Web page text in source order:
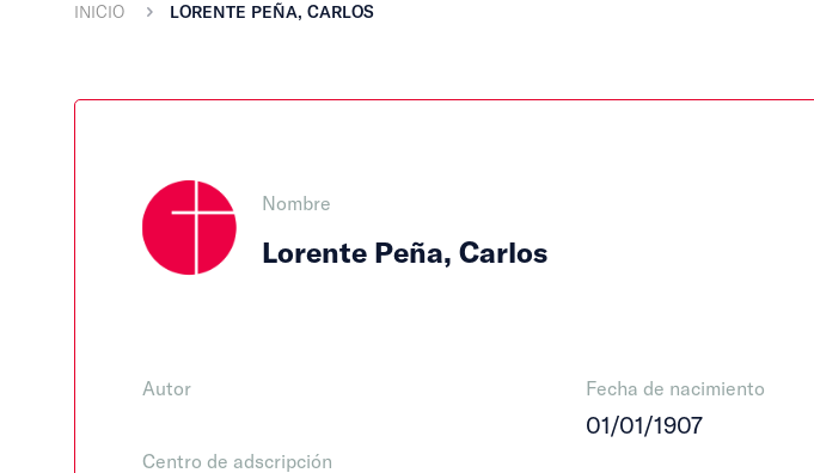
INICIO LORENTE PEÑA, CARLOS
Nombre
Lorente Peña, Carlos
Autor
Centro de adscripción
Fecha de nacimiento
01/01/1907